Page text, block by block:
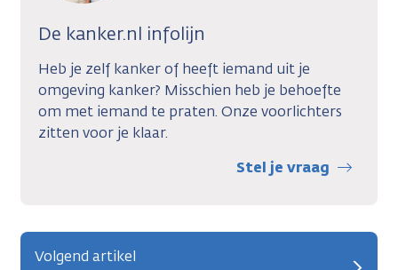
De kanker.nl infolijn
Heb je zelf kanker of heeft iemand uit je
omgeving kanker? Misschien heb je behoefte
om met iemand te praten. Onze voorlichters
zitten voor je klaar.
Stel je vraag
Volgend artikel